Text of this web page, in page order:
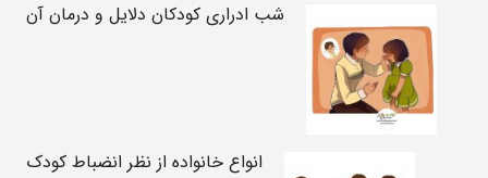
شب ادراری کودکان دلایل و درمان آن
انواع خانواده از نظر انضباط کودک